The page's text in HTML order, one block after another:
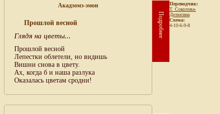
Акадзомэ-эмон
Прошлой весной
Глядя на цветы...
Прошлой весной
Лепестки облетели, но видишь
Вишни снова в цвету.
Ах, когда б и наша разлука
Оказалась цветам сродни!
Подробнее
Переводчик:
Т. Соколова-
Делюсина
Схема:
4-10-6-9-8